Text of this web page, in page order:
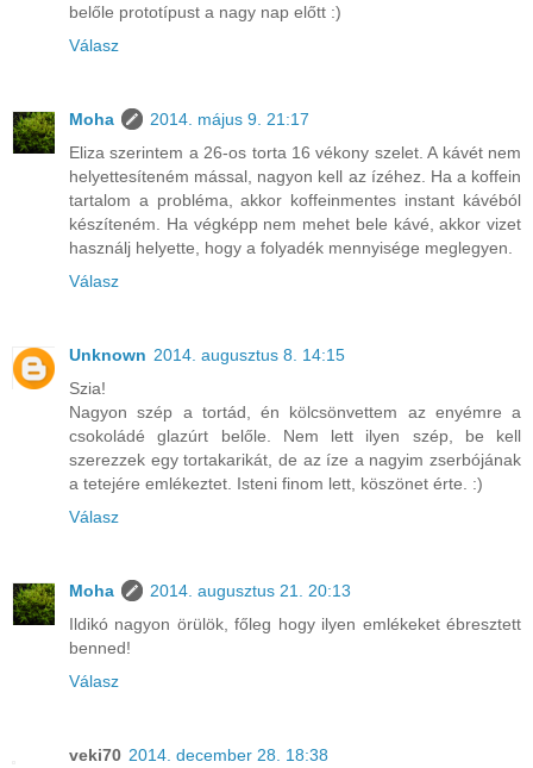
belőle prototípust a nagy nap előtt :)
Válasz
Moha
2014. május 9. 21:17
Eliza szerintem a 26-os torta 16 vékony szelet. A kávét nem
helyettesíteném mással, nagyon kell az ízéhez. Ha a koffein
tartalom a probléma, akkor koffeinmentes instant kávéból
készíteném. Ha végképp nem mehet bele kávé, akkor vizet
használj helyette, hogy a folyadék mennyisége meglegyen.
Válasz
Unknown 2014. augusztus 8. 14:15
Szia!
Nagyon szép a tortád, én kölcsönvettem az enyémre a
csokoládé glazúrt belőle. Nem lett ilyen szép, be kell
szerezzek egy tortakarikát, de az íze a nagyim zserbójának
a tetejére emlékeztet. Isteni finom lett, köszönet érte. :)
Válasz
Moha
2014. augusztus 21. 20:13
Ildikó nagyon örülök, főleg hogy ilyen emlékeket ébresztett
benned!
Válasz
veki70 2014. december 28. 18:38